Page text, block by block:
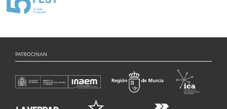
PATROCINAN